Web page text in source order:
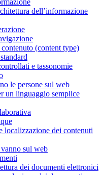
dell’informazione
(content type)
e tassonomie
le persone sul web
un linguaggio semplice
localizzazione dei contenuti
sul web
dei documenti elettronici